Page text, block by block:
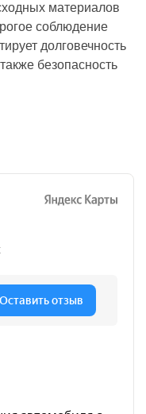
материалов
соблюдение
долговечность
безопасность